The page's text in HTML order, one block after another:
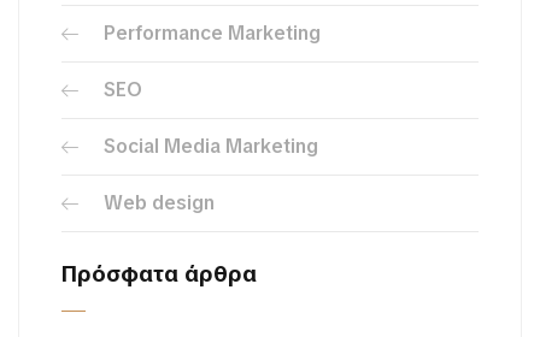
Performance Marketing
SEO
Social Media Marketing
Web design
Πρόσφατα άρθρα